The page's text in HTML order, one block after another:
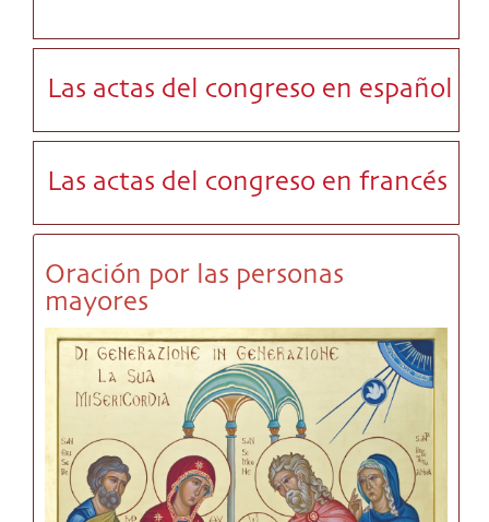
Las actas del congreso en español
Las actas del congreso en francés
Oración por las personas
mayores